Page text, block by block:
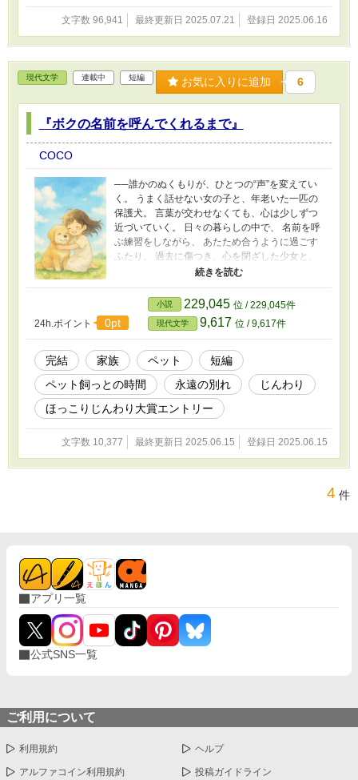
文字数 96,941 最終更新日 2025.07.21 登録日 2025.06.16
現代文学 連載中 短編 お気に入りに追加 6
『ボクの名前を呼んでくれるまで』
COCO
──誰かのぬくもりが、ひとつの“声”を変えてい
く。 うまく話せない女の子と、年老いた一匹の
保護犬。 言葉が交わせなくても、心は少しずつ
近づいていく。 日々の暮らしの中で、 名前を呼
ぶ練習をしながら、 あたため合うように過ごす
ふたり。 過去に傷つき、心を閉ざした少女と、
新しい家族に戸惑う小さな命。 静かな毎日のな
かで育まれていく絆は、 やがて、世界でたった
ひとつの“奇跡”を起こす──。 これは、言葉では
語り尽くせない、ひとつの愛の物語。 優しく
て、せつなくて、きっとあなたの心にも残りま
す。
24h.ポイント 0pt
小説 229,045 位 / 229,045件
現代文学 9,617 位 / 9,617件
完結 家族 ペット
短編
ペット飼っとの時間
永遠の別れ
じんわり
ほっこりじんわり大賞エントリー
文字数 10,377 最終更新日 2025.06.15 登録日 2025.06.15
4 件
アプリ一覧
公式SNS一覧
ご利用について
利用規約 ヘルプ
アルファコイン利用規約 投稿ガイドライン